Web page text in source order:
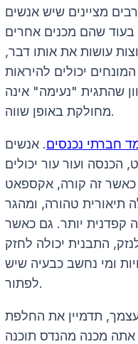
מציינים שיש אנשים
שהם מכנים אחרים
עושות את אותו דבר,
יכולים להיראות
שהתגית "נעימה" אינה
מחולקת באופן שווה.
חברתי נכנסים. אנשים
ועור עור יכולים
כאשר זה קורה, אקספאט
תיאורית טהורה, ומהגר
קפדנית יותר. גם כאשר
התבנית יכולה לחזק
ומי נחשב כבעיה שיש
לפתור.
תדמיין את החלפת
אתה מכנה מהנדס תוכנה